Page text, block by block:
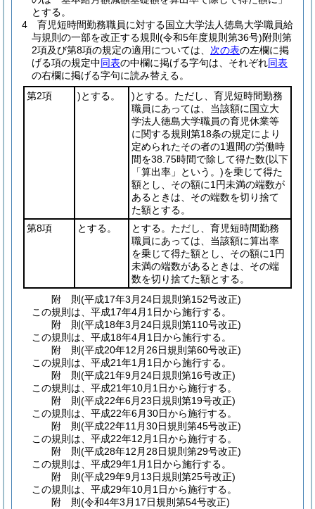
とする。
4
育児短時間勤務職員に対する国立大学法人徳島大学職員給
与規則の一部を改正する規則 (令和5年度規則第36号)附則第
2項及び第8項の規定の適用については、 次の表の左欄に掲
げる項の規定中同表の中欄に掲げる字句は、それぞれ同表
の右欄に掲げる字句に読み替える。
第2項
)とする。
)とする。ただし、育児短時間勤務
職員にあっては、当該額に国立大
学法人徳島大学職員の育児休業等
に関する規則第18条の規定により
定められたその者の1週間の労働時
間を38.75時間で除して得た数(以下
「算出率」という。)を乗じて得た
額とし、その額に1円未満の端数が
あるときは、その端数を切り捨て
た額とする。
第8項
とする。
とする。ただし、育児短時間勤務
職員にあっては、当該額に算出率
を乗じて得た額とし、その額に1円
未満の端数があるときは、その端
数を切り捨てた額とする。
附 則(平成17年3月24日規則第152号改正)
この規則は、平成17年4月1日から施行する。
附 則(平成18年3月24日規則第110号改正)
この規則は、平成18年4月1日から施行する。
附 則(平成20年12月26日規則第60号改正)
この規則は、平成21年1月1日から施行する。
附 則(平成21年9月24日規則第16号改正)
この規則は、平成21年10月1日から施行する。
附 則(平成22年6月23日規則第19号改正)
この規則は、平成22年6月30日から施行する。
附 則(平成22年11月30日規則第45号改正)
この規則は、平成22年12月1日から施行する。
附 則(平成28年12月28日規則第29号改正)
この規則は、平成29年1月1日から施行する。
附 則(平成29年9月13日規則第25号改正)
この規則は、平成29年10月1日から施行する。
附 則(令和4年3月17日規則第54号改正)